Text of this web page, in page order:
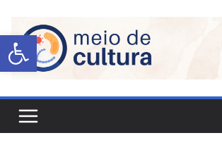
Abrir a barra de